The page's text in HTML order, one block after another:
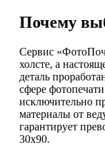
Почему
Сервис
холсте, а
деталь
сфере
исключительно
материалы от
гарантирует
30х90.